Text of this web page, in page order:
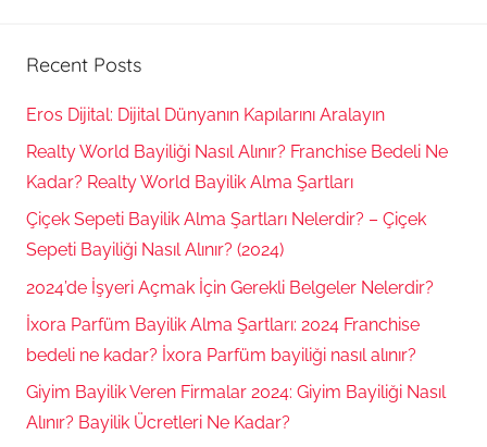
Recent Posts
Eros Dijital: Dijital Dünyanın Kapılarını Aralayın
Realty World Bayiliği Nasıl Alınır? Franchise Bedeli Ne
Kadar? Realty World Bayilik Alma Şartları
Çiçek Sepeti Bayilik Alma Şartları Nelerdir? – Çiçek
Sepeti Bayiliği Nasıl Alınır? (2024)
2024’de İşyeri Açmak İçin Gerekli Belgeler Nelerdir?
İxora Parfüm Bayilik Alma Şartları: 2024 Franchise
bedeli ne kadar? İxora Parfüm bayiliği nasıl alınır?
Giyim Bayilik Veren Firmalar 2024: Giyim Bayiliği Nasıl
Alınır? Bayilik Ücretleri Ne Kadar?